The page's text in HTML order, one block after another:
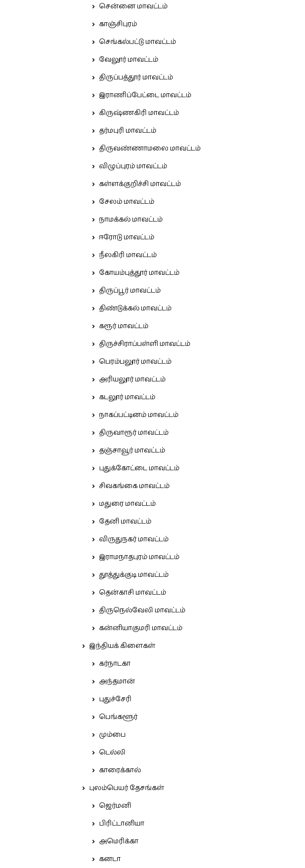
சென்னை மாவட்டம்
காஞ்சிபுரம்
செங்கல்பட்டு மாவட்டம்
வேலூர் மாவட்டம்
திருப்பத்தூர் மாவட்டம்
இராணிப்பேட்டை மாவட்டம்
கிருஷ்ணகிரி மாவட்டம்
தர்மபுரி மாவட்டம்
திருவண்ணாமலை மாவட்டம்
விழுப்புரம் மாவட்டம்
கள்ளக்குறிச்சி மாவட்டம்
சேலம் மாவட்டம்
நாமக்கல் மாவட்டம்
ஈரோடு மாவட்டம்
நீலகிரி மாவட்டம்
கோயம்புத்தூர் மாவட்டம்
திருப்பூர் மாவட்டம்
திண்டுக்கல் மாவட்டம்
கரூர் மாவட்டம்
திருச்சிராப்பள்ளி மாவட்டம்
பெரம்பலூர் மாவட்டம்
அரியலூர் மாவட்டம்
கடலூர் மாவட்டம்
நாகப்பட்டினம் மாவட்டம்
திருவாரூர் மாவட்டம்
தஞ்சாவூர் மாவட்டம்
புதுக்கோட்டை மாவட்டம்
சிவகங்கை மாவட்டம்
மதுரை மாவட்டம்
தேனி மாவட்டம்
விருதுநகர் மாவட்டம்
இராமநாதபுரம் மாவட்டம்
தூத்துக்குடி மாவட்டம்
தென்காசி மாவட்டம்
திருநெல்வேலி மாவட்டம்
கன்னியாகுமரி மாவட்டம்
இந்தியக் கிளைகள்
கர்நாடகா
அந்தமான்
புதுச்சேரி
பெங்களூர்
மும்பை
டெல்லி
காரைக்கால்
புலம்பெயர் தேசங்கள்
ஜெர்மனி
பிரிட்டானியா
அமெரிக்கா
கனடா